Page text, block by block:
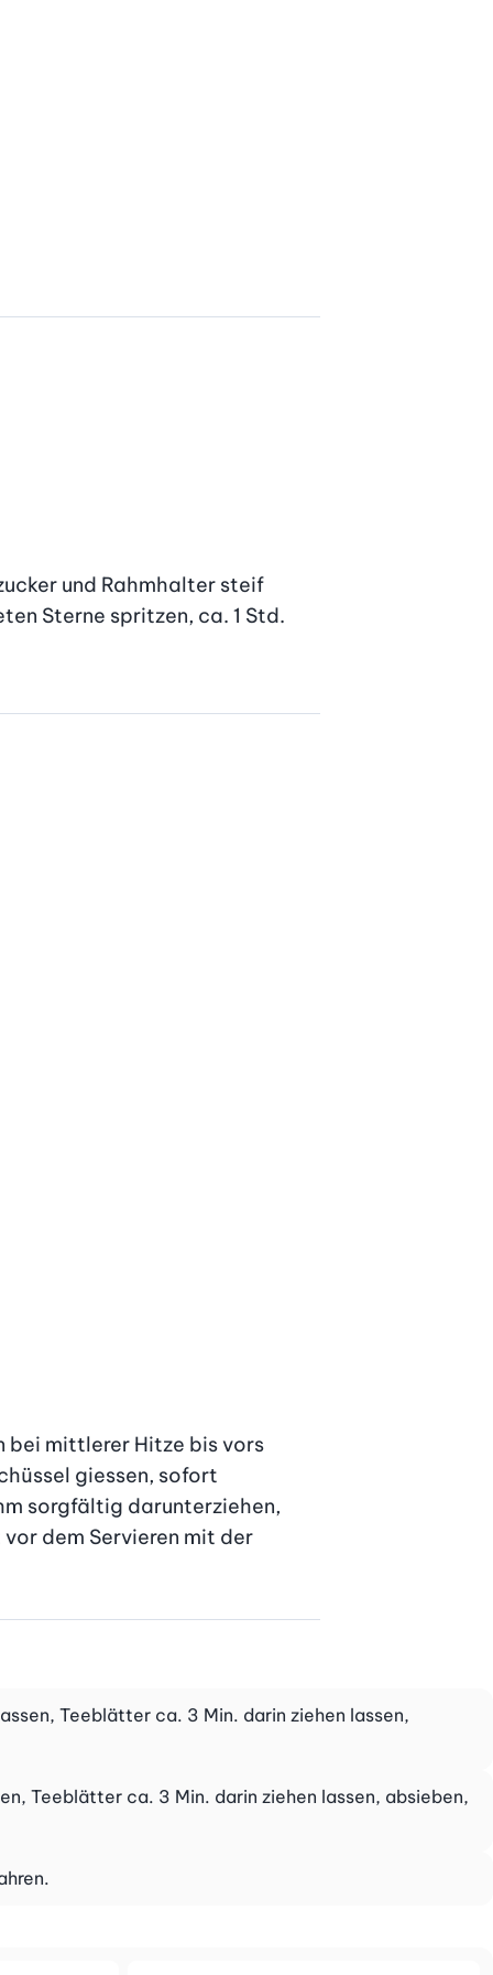
und Rahmhalter steif
Sterne spritzen, ca. 1 Std.
bei mittlerer Hitze bis vors
giessen, sofort
sorgfältig darunterziehen,
dem Servieren mit der
Teeblätter ca. 3 Min. darin ziehen lassen,
Teeblätter ca. 3 Min. darin ziehen lassen, absieben,